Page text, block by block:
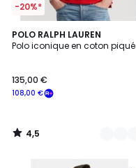
-20%*
POLO RALPH LAUREN
Polo iconique en coton piqué
108,00 €
135,00 €
4,5
/ 5
5
Couleurs
4,5
/